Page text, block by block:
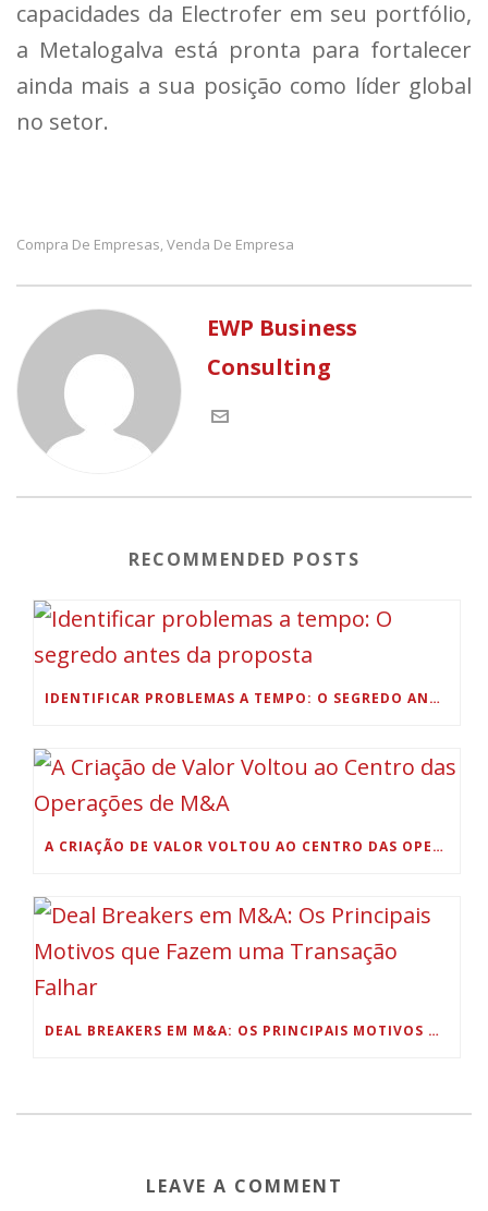
capacidades da Electrofer em seu portfólio,
a Metalogalva está pronta para fortalecer
ainda mais a sua posição como líder global
no setor.
Compra De Empresas, Venda De Empresa
EWP Business
Consulting
RECOMMENDED POSTS
IDENTIFICAR PROBLEMAS A TEMPO: O SEGREDO ANTES DA PROPOSTA
A CRIAÇÃO DE VALOR VOLTOU AO CENTRO DAS OPERAÇÕES DE M&A
DEAL BREAKERS EM M&A: OS PRINCIPAIS MOTIVOS QUE FAZEM UMA TRANSAÇÃO FALHAR
LEAVE A COMMENT